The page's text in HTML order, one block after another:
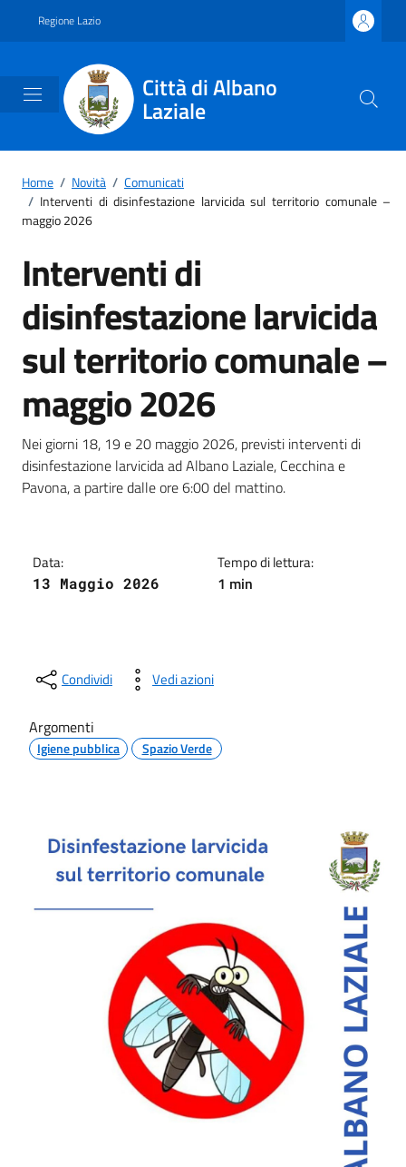
Regione Lazio
Città di Albano
Laziale
Home / Novità / Comunicati
/ Interventi di disinfestazione larvicida sul territorio comunale –
maggio 2026
Interventi di
disinfestazione larvicida
sul territorio comunale –
maggio 2026
Dettagli della notizia
Nei giorni 18, 19 e 20 maggio 2026, previsti interventi di
disinfestazione larvicida ad Albano Laziale, Cecchina e
Pavona, a partire dalle ore 6:00 del mattino.
Data:
13 Maggio 2026
Tempo di lettura:
1 min
Condividi Vedi azioni
Argomenti
Igiene pubblica Spazio Verde